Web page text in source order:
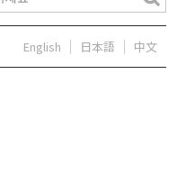
English 日本語 中文